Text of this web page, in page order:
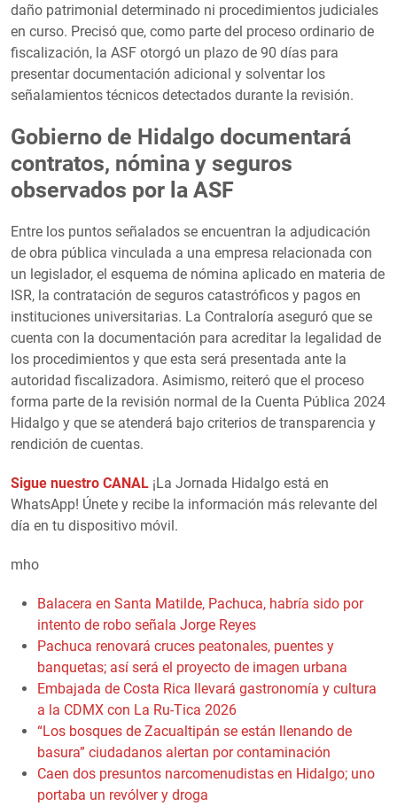
daño patrimonial determinado ni procedimientos judiciales
en curso. Precisó que, como parte del proceso ordinario de
fiscalización, la ASF otorgó un plazo de 90 días para
presentar documentación adicional y solventar los
señalamientos técnicos detectados durante la revisión.
Gobierno de Hidalgo documentará
contratos, nómina y seguros
observados por la ASF
Entre los puntos señalados se encuentran la adjudicación
de obra pública vinculada a una empresa relacionada con
un legislador, el esquema de nómina aplicado en materia de
ISR, la contratación de seguros catastróficos y pagos en
instituciones universitarias. La Contraloría aseguró que se
cuenta con la documentación para acreditar la legalidad de
los procedimientos y que esta será presentada ante la
autoridad fiscalizadora. Asimismo, reiteró que el proceso
forma parte de la revisión normal de la Cuenta Pública 2024
Hidalgo y que se atenderá bajo criterios de transparencia y
rendición de cuentas.
Sigue nuestro CANAL ¡La Jornada Hidalgo está en
WhatsApp! Únete y recibe la información más relevante del
día en tu dispositivo móvil.
mho
Balacera en Santa Matilde, Pachuca, habría sido por
intento de robo señala Jorge Reyes
Pachuca renovará cruces peatonales, puentes y
banquetas; así será el proyecto de imagen urbana
Embajada de Costa Rica llevará gastronomía y cultura
a la CDMX con La Ru-Tica 2026
“Los bosques de Zacualtipán se están llenando de
basura” ciudadanos alertan por contaminación
Caen dos presuntos narcomenudistas en Hidalgo; uno
portaba un revólver y droga